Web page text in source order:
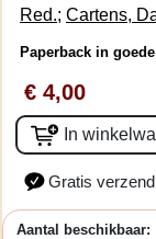
Red.; Cartens,
Paperback in
€ 4,00
In
Gratis
Aantal beschikbaar: